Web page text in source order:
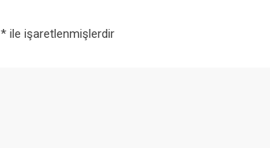
*ile işaretlenmişlerdir